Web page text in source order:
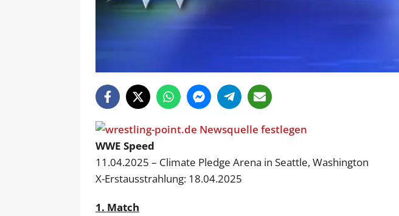
WWE Speed
11.04.2025 – Climate Pledge Arena in Seattle, Washington
X-Erstausstrahlung: 18.04.2025
1. Match